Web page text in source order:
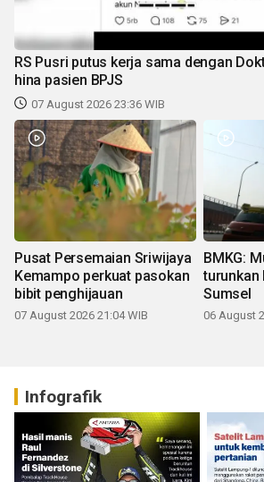
RS Pusri putus kerja sama dengan
hina pasien BPJS
07 August 2026 23:36 WIB
Pusat Persemaian Sriwijaya
Kemampo perkuat pasokan
bibit penghijauan
07 August 2026 21:04 WIB
BMKG:
turunkan
Sumsel
06 August
Infografik